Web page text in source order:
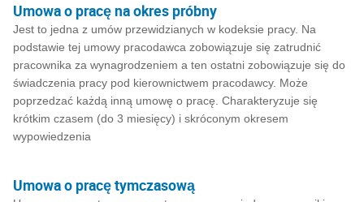
Umowa o pracę na okres próbny
Jest to jedna z umów przewidzianych w kodeksie pracy. Na
podstawie tej umowy pracodawca zobowiązuje się zatrudnić
pracownika za wynagrodzeniem a ten ostatni zobowiązuje się do
świadczenia pracy pod kierownictwem pracodawcy. Może
poprzedzać każdą inną umowę o pracę. Charakteryzuje się
krótkim czasem (do 3 miesięcy) i skróconym okresem
wypowiedzenia
Umowa o pracę tymczasową